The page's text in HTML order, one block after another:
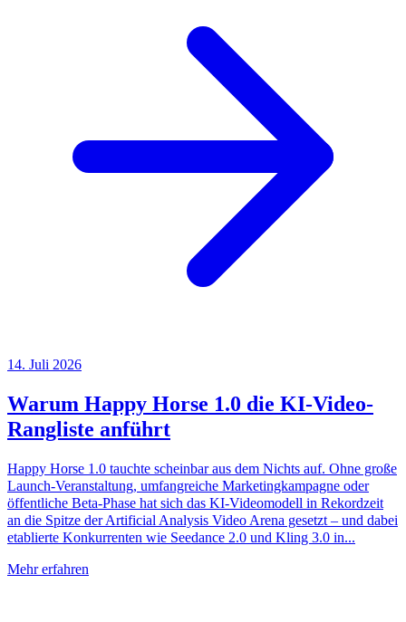
14. Juli 2026
Warum Happy Horse 1.0 die KI-Video-
Rangliste anführt
Happy Horse 1.0 tauchte scheinbar aus dem Nichts auf. Ohne große
Launch-Veranstaltung, umfangreiche Marketingkampagne oder
öffentliche Beta-Phase hat sich das KI-Videomodell in Rekordzeit
an die Spitze der Artificial Analysis Video Arena gesetzt – und dabei
etablierte Konkurrenten wie Seedance 2.0 und Kling 3.0 in...
Mehr erfahren